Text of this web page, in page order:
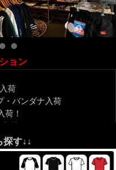
ョン
荷
・バンダナ入荷
荷！
域でお荷物のお届けに遅延
い致します。
荷！
探す↓↓